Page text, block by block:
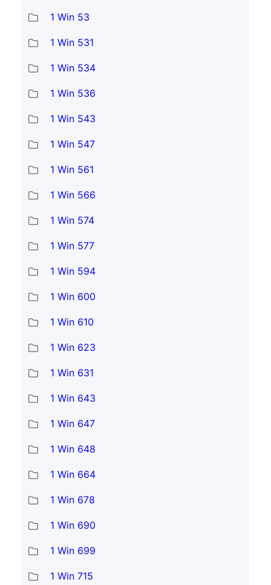
1 Win 53
1 Win 531
1 Win 534
1 Win 536
1 Win 543
1 Win 547
1 Win 561
1 Win 566
1 Win 574
1 Win 577
1 Win 594
1 Win 600
1 Win 610
1 Win 623
1 Win 631
1 Win 643
1 Win 647
1 Win 648
1 Win 664
1 Win 678
1 Win 690
1 Win 699
1 Win 715